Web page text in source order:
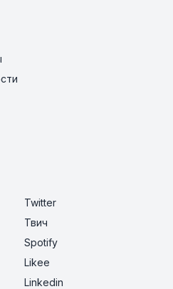
Twitter
Твич
Spotify
Likee
Linkedin